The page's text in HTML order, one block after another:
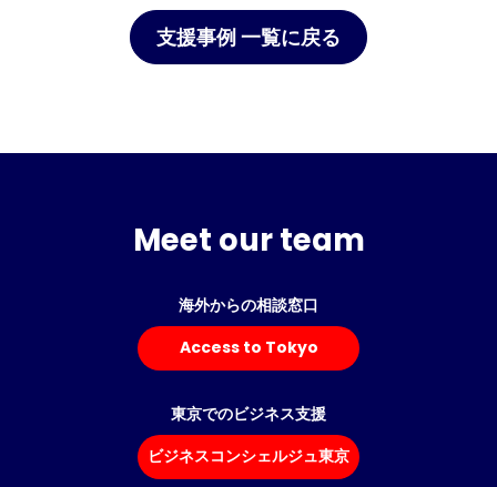
支援事例 一覧に戻る
Meet our team
海外からの相談窓口
Access to Tokyo
東京でのビジネス支援
ビジネスコンシェルジュ東京